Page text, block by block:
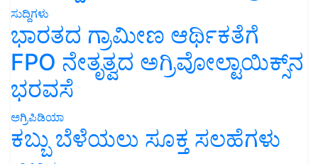
ಸುದ್ದಿಗಳು
ಭಾರತದ ಗ್ರಾಮೀಣ ಆರ್ಥಿಕತೆಗೆ
FPO ನೇತೃತ್ವದ ಅಗ್ರಿವೋಲ್ಟಾಯಿಕ್ಸ್‌ನ
ಭರವಸೆ
ಅಗ್ರಿಪಿಡಿಯಾ
ಕಬ್ಬು ಬೆಳೆಯಲು ಸೂಕ್ತ ಸಲಹೆಗಳು